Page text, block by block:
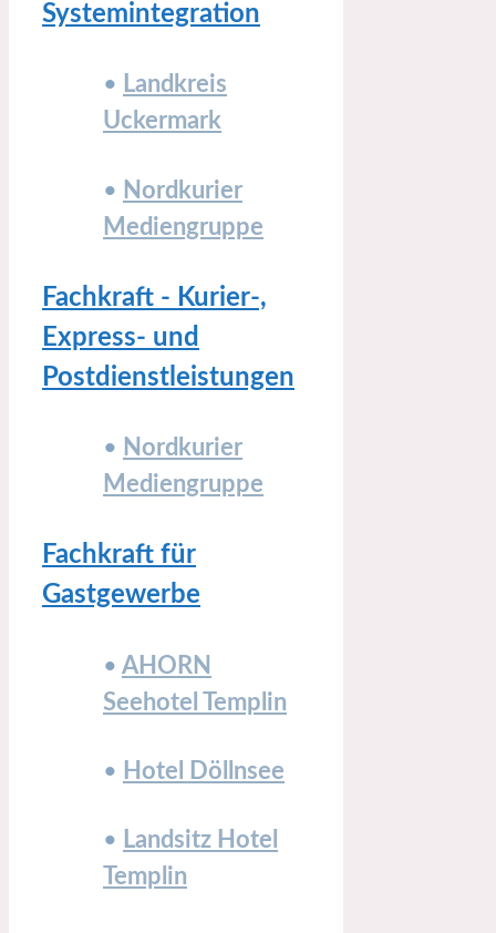
Systemintegration
• Landkreis
Uckermark
• Nordkurier
Mediengruppe
Fachkraft - Kurier-,
Express- und
Postdienstleistungen
• Nordkurier
Mediengruppe
Fachkraft für
Gastgewerbe
• AHORN
Seehotel Templin
• Hotel Döllnsee
• Landsitz Hotel
Templin